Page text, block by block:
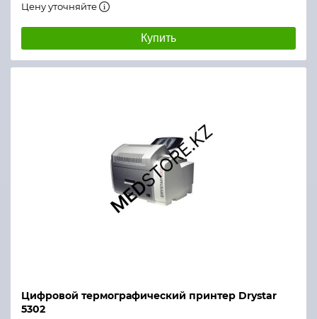
Цену уточняйте
Купить
Цифровой термографический принтер Drystar
5302